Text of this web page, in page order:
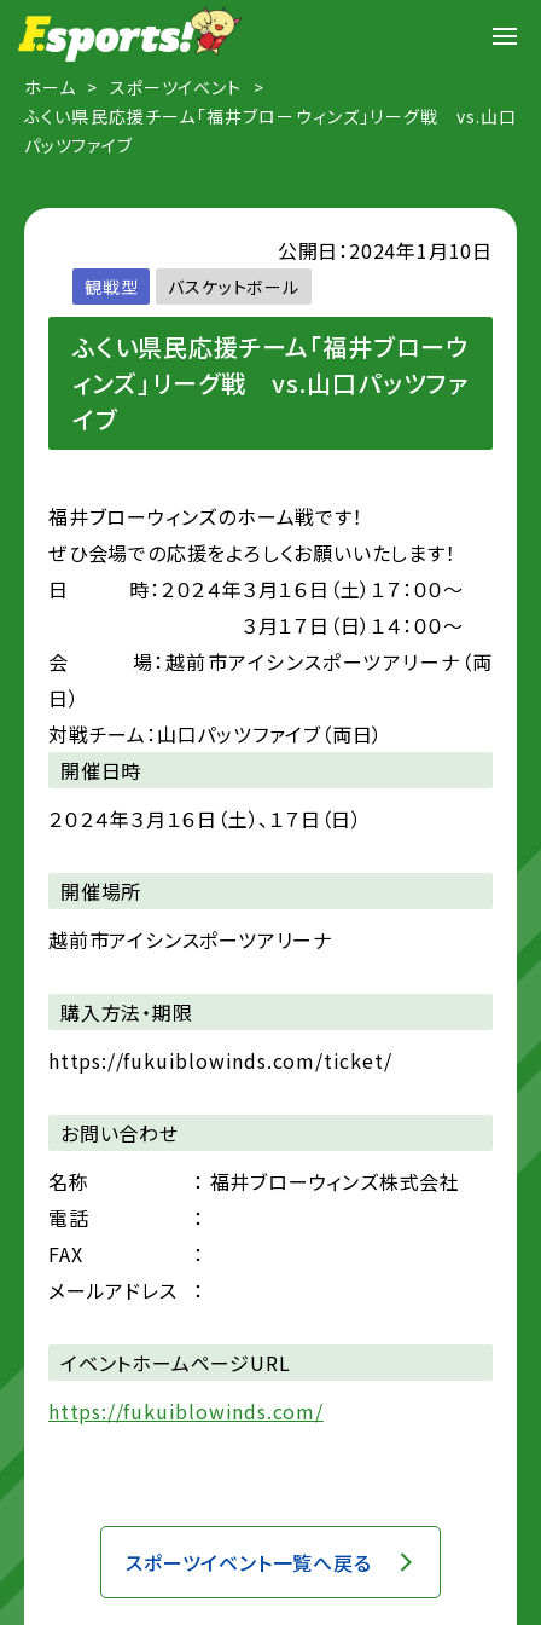
ホーム
スポーツイベント
ふくい県民応援チーム「福井ブローウィンズ」リーグ戦 vs.山口
パッツファイブ
公開日：2024年1月10日
観戦型 バスケットボール
ふくい県民応援チーム「福井ブローウ
ィンズ」リーグ戦 vs.山口パッツファ
イブ
福井ブローウィンズのホーム戦です！
ぜひ会場での応援をよろしくお願いいたします！
日 時：２０２４年３月１６日（土）１７：００～
３月１７日（日）１４：００～
会 場：越前市アイシンスポーツアリーナ（両
日）
対戦チーム：山口パッツファイブ（両日）
開催日時
２０２４年３月１６日（土）、１７日（日）
開催場所
越前市アイシンスポーツアリーナ
購入方法・期限
https://fukuiblowinds.com/ticket/
お問い合わせ
名称
： 福井ブローウィンズ株式会社
電話
：
FAX
：
メールアドレス
：
イベントホームページURL
https://fukuiblowinds.com/
スポーツイベント一覧へ戻る